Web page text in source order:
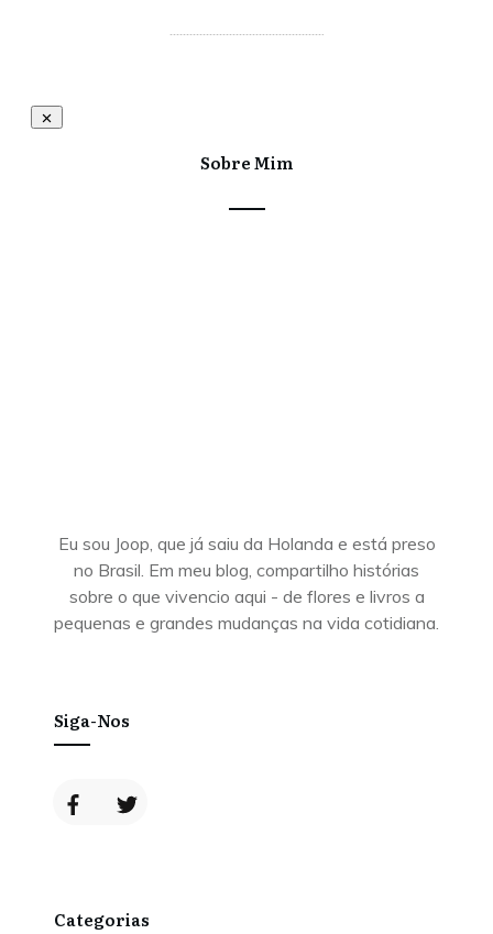
Sobre Mim
Eu sou Joop, que já saiu da Holanda e está preso
no Brasil. Em meu blog, compartilho histórias
sobre o que vivencio aqui - de flores e livros a
pequenas e grandes mudanças na vida cotidiana.
Siga-Nos
Categorias